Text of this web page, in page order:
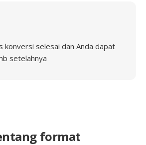
konversi selesai dan Anda dapat
setelahnya
format